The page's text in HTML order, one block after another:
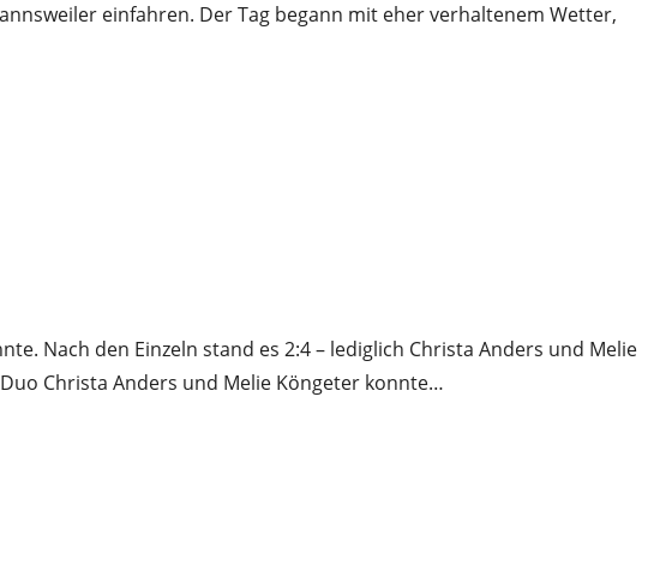
einfahren. Der Tag begann mit eher verhaltenem Wetter,
Nach den Einzeln stand es 2:4 – lediglich Christa Anders und Melie
Christa Anders und Melie Köngeter konnte…